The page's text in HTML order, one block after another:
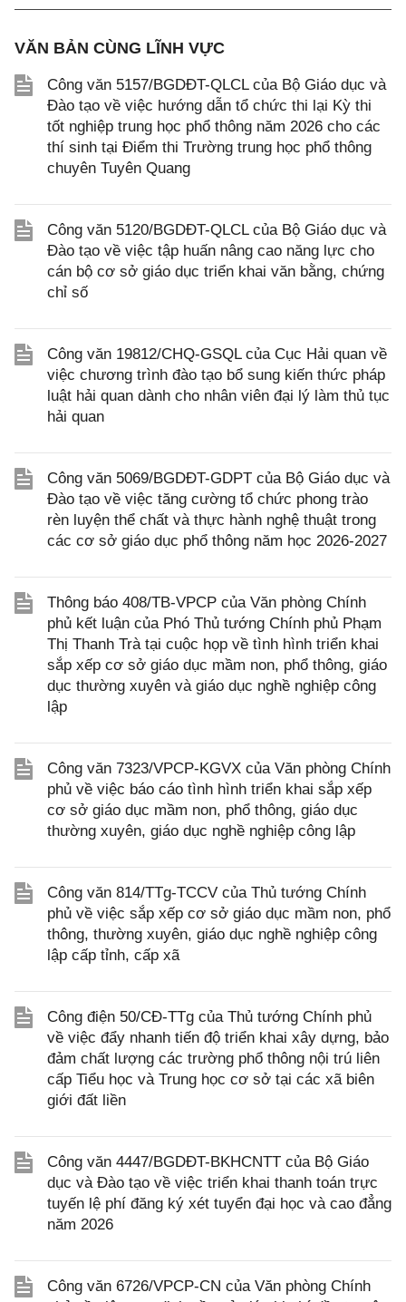
VĂN BẢN CÙNG LĨNH VỰC
Công văn 5157/BGDĐT-QLCL của Bộ Giáo dục và
Đào tạo về việc hướng dẫn tổ chức thi lại Kỳ thi
tốt nghiệp trung học phổ thông năm 2026 cho các
thí sinh tại Điểm thi Trường trung học phổ thông
chuyên Tuyên Quang
Công văn 5120/BGDĐT-QLCL của Bộ Giáo dục và
Đào tạo về việc tập huấn nâng cao năng lực cho
cán bộ cơ sở giáo dục triển khai văn bằng, chứng
chỉ số
Công văn 19812/CHQ-GSQL của Cục Hải quan về
việc chương trình đào tạo bổ sung kiến thức pháp
luật hải quan dành cho nhân viên đại lý làm thủ tục
hải quan
Công văn 5069/BGDĐT-GDPT của Bộ Giáo dục và
Đào tạo về việc tăng cường tổ chức phong trào
rèn luyện thể chất và thực hành nghệ thuật trong
các cơ sở giáo dục phổ thông năm học 2026-2027
Thông báo 408/TB-VPCP của Văn phòng Chính
phủ kết luận của Phó Thủ tướng Chính phủ Phạm
Thị Thanh Trà tại cuộc họp về tình hình triển khai
sắp xếp cơ sở giáo dục mầm non, phổ thông, giáo
dục thường xuyên và giáo dục nghề nghiệp công
lập
Công văn 7323/VPCP-KGVX của Văn phòng Chính
phủ về việc báo cáo tình hình triển khai sắp xếp
cơ sở giáo dục mầm non, phổ thông, giáo dục
thường xuyên, giáo dục nghề nghiệp công lập
Công văn 814/TTg-TCCV của Thủ tướng Chính
phủ về việc sắp xếp cơ sở giáo dục mầm non, phổ
thông, thường xuyên, giáo dục nghề nghiệp công
lập cấp tỉnh, cấp xã
Công điện 50/CĐ-TTg của Thủ tướng Chính phủ
về việc đẩy nhanh tiến độ triển khai xây dựng, bảo
đảm chất lượng các trường phổ thông nội trú liên
cấp Tiểu học và Trung học cơ sở tại các xã biên
giới đất liền
Công văn 4447/BGDĐT-BKHCNTT của Bộ Giáo
dục và Đào tạo về việc triển khai thanh toán trực
tuyến lệ phí đăng ký xét tuyển đại học và cao đẳng
năm 2026
Công văn 6726/VPCP-CN của Văn phòng Chính